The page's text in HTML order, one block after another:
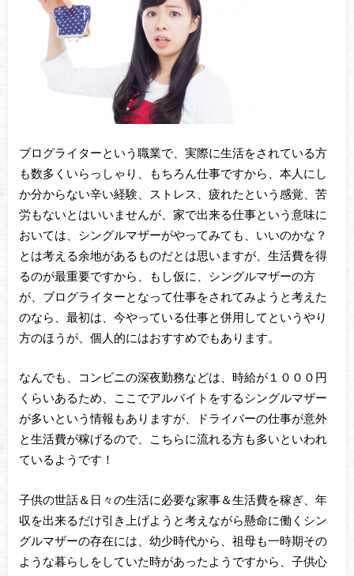
ブログライターという職業で、実際に生活をされている方
も数多くいらっしゃり、もちろん仕事ですから、本人にし
か分からない辛い経験、ストレス、疲れたという感覚、苦
労もないとはいいませんが、家で出来る仕事という意味に
おいては、シングルマザーがやってみても、いいのかな？
とは考える余地があるものだとは思いますが、生活費を得
るのが最重要ですから、もし仮に、シングルマザーの方
が、ブログライターとなって仕事をされてみようと考えた
のなら、最初は、今やっている仕事と併用してというやり
方のほうが、個人的にはおすすめでもあります。
なんでも、コンビニの深夜勤務などは、時給が１０００円
くらいあるため、ここでアルバイトをするシングルマザー
が多いという情報もありますが、ドライバーの仕事が意外
と生活費が稼げるので、こちらに流れる方も多いといわれ
ているようです！
子供の世話＆日々の生活に必要な家事＆生活費を稼ぎ、年
収を出来るだけ引き上げようと考えながら懸命に働くシン
グルマザーの存在には、幼少時代から、祖母も一時期その
ような暮らしをしていた時があったようですから、子供心